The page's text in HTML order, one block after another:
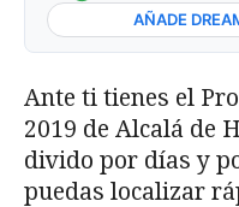
AÑADE
Ante ti tienes el
2019 de Alcalá de
divido por días y
puedas localizar